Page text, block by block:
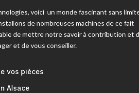
voici un monde fascinant sans
de nombreuses machines de ce fait
de mettre notre savoir à contribution et
et de vous conseiller.
vos pièces
Alsace